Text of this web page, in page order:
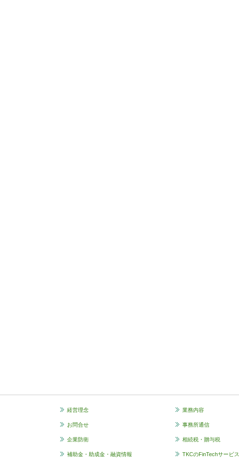
経営理念 業務内容
お問合せ 事務所通信
企業防衛 相続税・贈与税
補助金・助成金・融資情報 TKCのFinTechサービス